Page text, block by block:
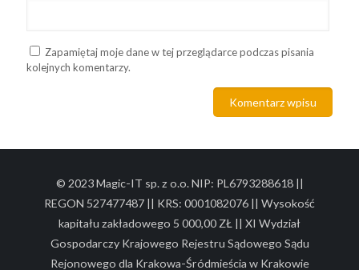
Zapamiętaj moje dane w tej przeglądarce podczas pisania
kolejnych komentarzy.
© 2023 Magic-IT sp. z o.o. NIP: PL6793288618 ||
REGON 527477487 || KRS: 0001082076 || Wysokość
kapitału zakładowego 5 000,00 ZŁ || XI Wydział
Gospodarczy Krajowego Rejestru Sądowego Sądu
Rejonowego dla Krakowa-Śródmieścia w Krakowie